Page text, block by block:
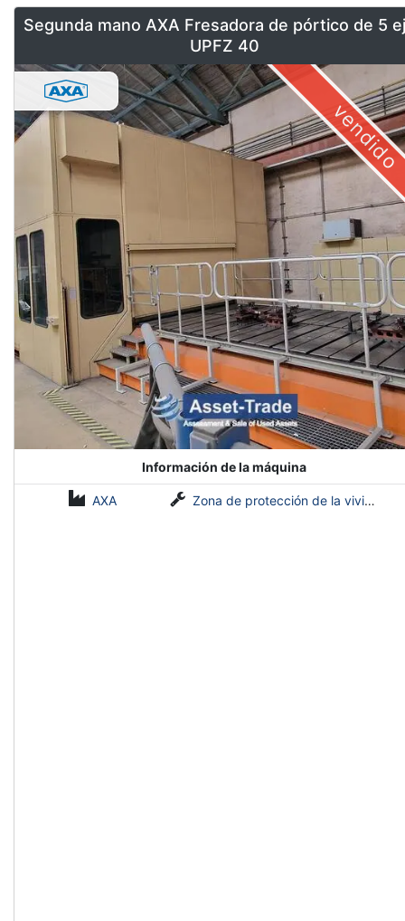
Segunda mano AXA Fresadora de pórtico de 5
UPFZ 40
vendido
Información de la máquina
AXA Zona de protección de la vivienda 40